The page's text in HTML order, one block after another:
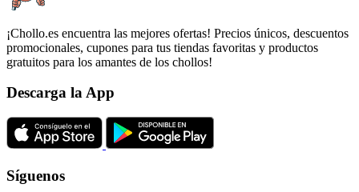
¡Chollo.es encuentra las mejores ofertas! Precios únicos, descuentos
promocionales, cupones para tus tiendas favoritas y productos
gratuitos para los amantes de los chollos!
Descarga la App
Síguenos